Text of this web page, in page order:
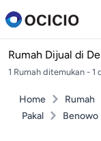
Rumah Dijual di
1 Rumah ditemukan - 1
Home Rumah
Pakal
Benowo